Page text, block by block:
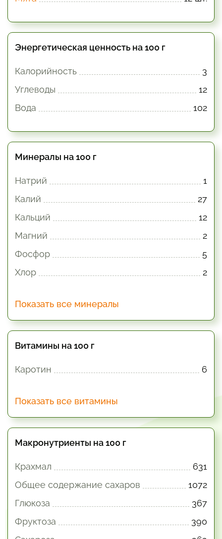
Энергетическая ценность на 100 г
Калорийность
3
Углеводы
12
Вода
102
Минералы на 100 г
Натрий
1
Калий
27
Кальций
12
Магний
2
Фосфор
5
Хлор
2
Показать все минералы
Витамины на 100 г
Каротин 6
Показать все витамины
Макронутриенты на 100 г
Крахмал
631
Общее содержание сахаров
1072
Глюкоза
367
Фруктоза
390